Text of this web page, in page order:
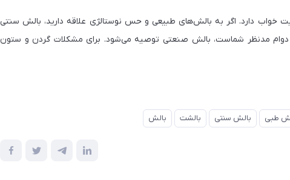
دارد. اگر به بالش‌های طبیعی و حس نوستالژی علاقه دارید، بالش سنتی
مدنظر شماست، بالش صنعتی توصیه می‌شود. برای مشکلات گردن و ستون
طبی بالش سنتی بالشت بالش